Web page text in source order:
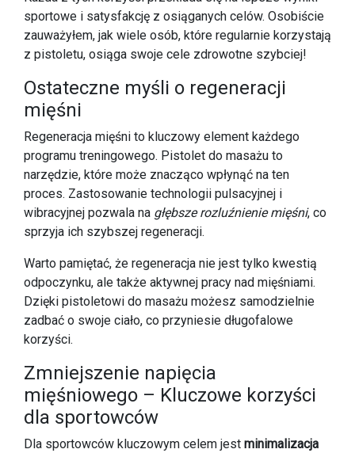
sportowe i satysfakcję z osiąganych celów. Osobiście
zauważyłem, jak wiele osób, które regularnie korzystają
z pistoletu, osiąga swoje cele zdrowotne szybciej!
Ostateczne myśli o regeneracji
mięśni
Regeneracja mięśni to kluczowy element każdego
programu treningowego. Pistolet do masażu to
narzędzie, które może znacząco wpłynąć na ten
proces. Zastosowanie technologii pulsacyjnej i
wibracyjnej pozwala na głębsze rozluźnienie mięśni, co
sprzyja ich szybszej regeneracji.
Warto pamiętać, że regeneracja nie jest tylko kwestią
odpoczynku, ale także aktywnej pracy nad mięśniami.
Dzięki pistoletowi do masażu możesz samodzielnie
zadbać o swoje ciało, co przyniesie długofalowe
korzyści.
Zmniejszenie napięcia
mięśniowego – Kluczowe korzyści
dla sportowców
Dla sportowców kluczowym celem jest minimalizacja